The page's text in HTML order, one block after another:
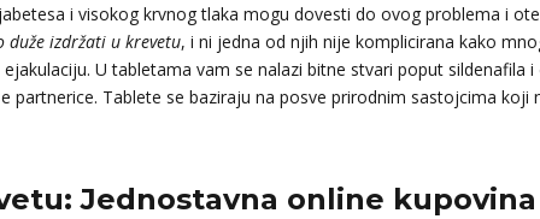
i visokog krvnog tlaka mogu dovesti do ovog problema i
duže izdržati u krevetu, i ni jedna od njih nije komplicirana kako
U tabletama vam se nalazi bitne stvari poput
partnerice. Tablete se baziraju na posve prirodnim sastojcima
Jednostavna online